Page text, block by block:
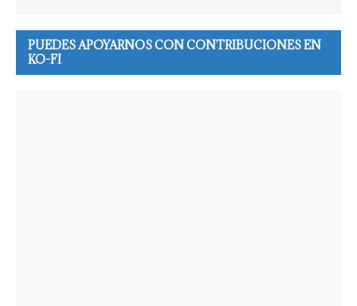
PUEDES APOYARNOS CON CONTRIBUCIONES EN
KO-FI